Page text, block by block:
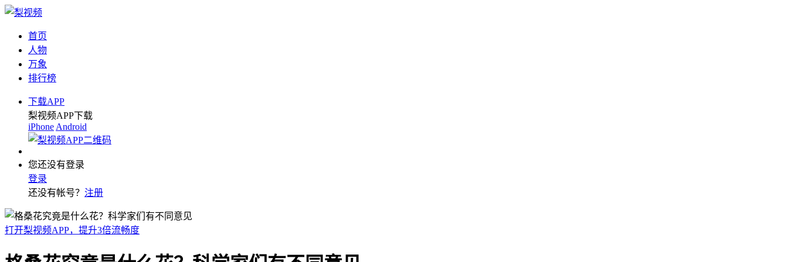
首页
人物
万象
排行榜
下载APP
梨视频APP下载
iPhone Android
您还没有登录
登录
还没有帐号？ 注册
打开梨视频APP，提升3倍流畅度